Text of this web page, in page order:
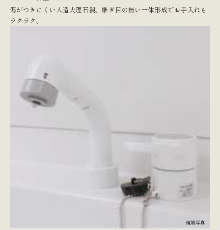
傷がつきにくい人造大理石製。継ぎ目の無い一体形成でお手入れも
ラクラク。
現地写真